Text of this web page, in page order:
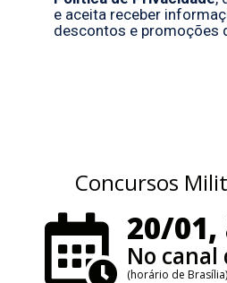
Concursos
20/01,
No canal
(horário de Brasília)